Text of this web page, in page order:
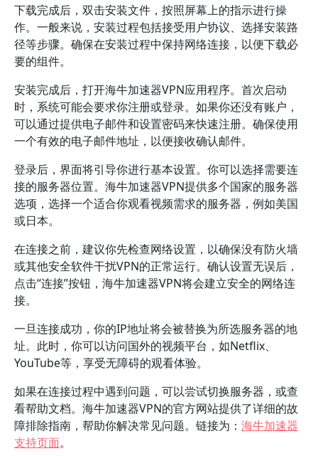
下载完成后，双击安装文件，按照屏幕上的指示进行操
作。一般来说，安装过程包括接受用户协议、选择安装路
径等步骤。确保在安装过程中保持网络连接，以便下载必
要的组件。
安装完成后，打开海牛加速器VPN应用程序。首次启动
时，系统可能会要求你注册或登录。如果你还没有账户，
可以通过提供电子邮件和设置密码来快速注册。确保使用
一个有效的电子邮件地址，以便接收确认邮件。
登录后，界面将引导你进行基本设置。你可以选择需要连
接的服务器位置。海牛加速器VPN提供多个国家的服务器
选项，选择一个适合你观看视频需求的服务器，例如美国
或日本。
在连接之前，建议你先检查网络设置，以确保没有防火墙
或其他安全软件干扰VPN的正常运行。确认设置无误后，
点击“连接”按钮，海牛加速器VPN将会建立安全的网络连
接。
一旦连接成功，你的IP地址将会被替换为所选服务器的地
址。此时，你可以访问国外的视频平台，如Netflix、
YouTube等，享受无障碍的观看体验。
如果在连接过程中遇到问题，可以尝试切换服务器，或查
看帮助文档。海牛加速器VPN的官方网站提供了详细的故
障排除指南，帮助你解决常见问题。链接为： 海牛加速器
支持页面。